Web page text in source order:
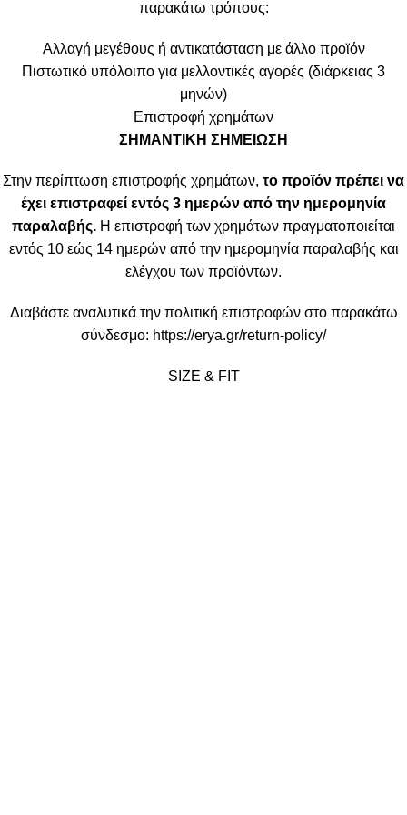
παρακάτω τρόπους:
Αλλαγή μεγέθους ή αντικατάσταση με άλλο προϊόν
Πιστωτικό υπόλοιπο για μελλοντικές αγορές (διάρκειας 3
μηνών)
Επιστροφή χρημάτων
ΣΗΜΑΝΤΙΚΗ ΣΗΜΕΙΩΣΗ
Στην περίπτωση επιστροφής χρημάτων, το προϊόν πρέπει να
έχει επιστραφεί εντός 3 ημερών από την ημερομηνία
παραλαβής. Η επιστροφή των χρημάτων πραγματοποιείται
εντός 10 εώς 14 ημερών από την ημερομηνία παραλαβής και
ελέγχου των προϊόντων.
Διαβάστε αναλυτικά την πολιτική επιστροφών στο παρακάτω
σύνδεσμο: https://erya.gr/return-policy/
SIZE & FIT